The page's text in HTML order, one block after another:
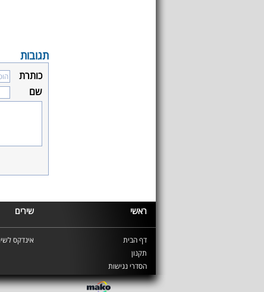
תגובות
כותרת
שם
ראשי שירים
דף הבית
תקנון
הסדרי נגישות
אינדקס